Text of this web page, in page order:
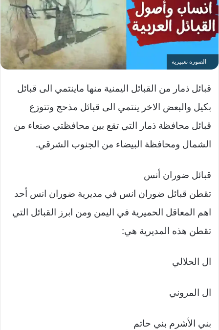
الصورة تعبيرية
قبائل ذمار من القبائل اليمنية منها ماينتمي الى قبائل
بكيل والبعض الاخر ينتمي الى قبائل مذحج وتتوزع
قبائل محافظة ذمار التي تقع بين محافظتي صنعاء من
الشمال ومحافظة البيضاء من الجنوب الشرقي.
قبائل ضوران أنس
تقطن قبائل ضوران انس في مديرية ضوران انس أحد
اهم المعاقل الحميرية في اليمن ومن ابرز القبائل التي
تقطن هذه المديرية هي:
ال الحلالي
ال المروني
بني الأشرم بني حاتم